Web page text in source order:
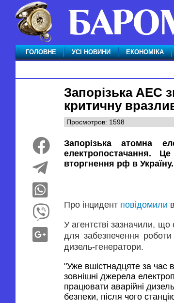
ГОЛОВНЕ УСІ НОВИНИ ЕКОНОМІКА
Запорізька АЕС
критичну
Просмотров: 1598
Запорізька атомна
електропостачання.
вторгнення рф в Україну.
Про інцидент повідомили
У агентстві зазначили, що
для забезпечення
дизель-генератори.
"Уже вшістнадцяте за час
зовнішні джерела
працювати аварійні
безпеки, після чого